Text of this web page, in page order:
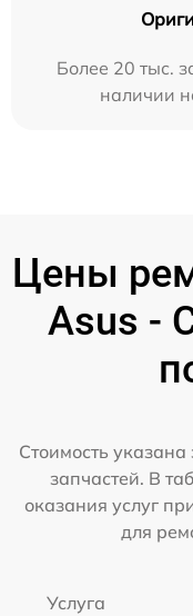
Более 20 тыс.
наличии
Цены
Asus -
Стоимость указана
запчастей. В
оказания услуг
для
Услуга